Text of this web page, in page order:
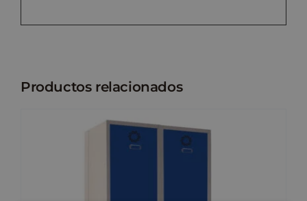
Productos relacionados